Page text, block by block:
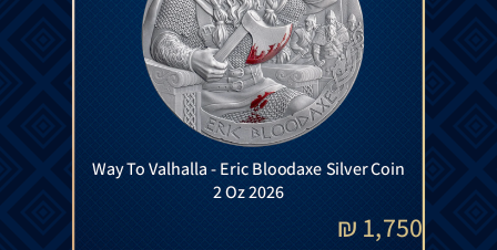
Way To Valhalla - Eric Bloodaxe Silver Coin
2 Oz 2026
1,750
₪